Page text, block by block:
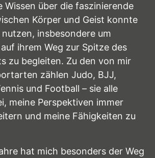
Wissen über die faszinierende
Körper und Geist konnte
insbesondere um
ihrem Weg zur Spitze des
zu begleiten. Zu den von mir
zählen Judo, BJJ,
und Football – sie alle
meine Perspektiven immer
und meine Fähigkeiten zu
hat mich besonders der Weg